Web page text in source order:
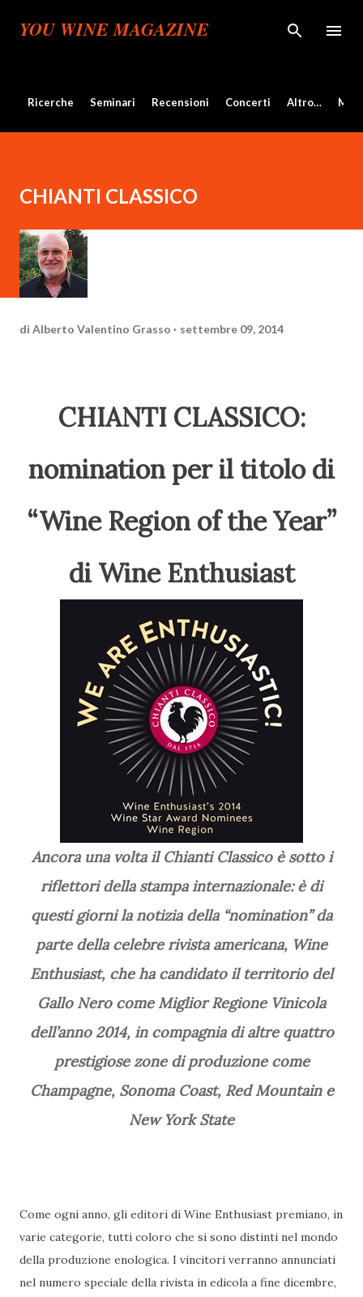
Passa ai contenuti principali
YOU WINE MAGAZINE
Ricerche Seminari Recensioni Concerti Altro…
CHIANTI CLASSICO
di Alberto Valentino Grasso settembre 09, 2014
CHIANTI CLASSICO:
nomination per il titolo di
“Wine Region of the Year”
di Wine Enthusiast
Ancora una volta il Chianti Classico è sotto i
riflettori della stampa internazionale: è di
questi giorni la notizia della “nomination” da
parte della celebre rivista americana, Wine
Enthusiast, che ha candidato il territorio del
Gallo Nero come Miglior Regione Vinicola
dell’anno 2014, in compagnia di altre quattro
prestigiose zone di produzione come
Champagne, Sonoma Coast, Red Mountain e
New York State
Come ogni anno, gli editori di Wine Enthusiast premiano, in
varie categorie, tutti coloro che si sono distinti nel mondo
della produzione enologica. I vincitori verranno annunciati
nel numero speciale della rivista in edicola a fine dicembre,